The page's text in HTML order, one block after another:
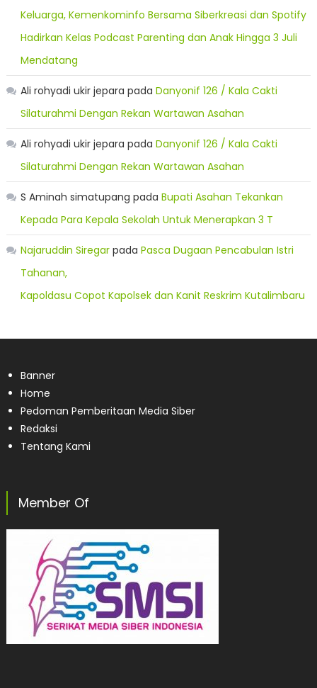
Keluarga, Kemenkominfo Bersama Siberkreasi dan Spotify
Hadirkan Kelas Podcast Parenting dan Anak Hingga 3 Juli
Mendatang
Ali rohyadi ukir jepara pada Danyonif 126 / Kala Cakti
Silaturahmi Dengan Rekan Wartawan Asahan
Ali rohyadi ukir jepara pada Danyonif 126 / Kala Cakti
Silaturahmi Dengan Rekan Wartawan Asahan
S Aminah simatupang pada Bupati Asahan Tekankan
Kepada Para Kepala Sekolah Untuk Menerapkan 3 T
Najaruddin Siregarpada Pasca Dugaan Pencabulan Istri
Tahanan,
Kapoldasu Copot Kapolsek dan Kanit Reskrim Kutalimbaru
Banner
Home
Pedoman Pemberitaan Media Siber
Redaksi
Tentang Kami
Member Of